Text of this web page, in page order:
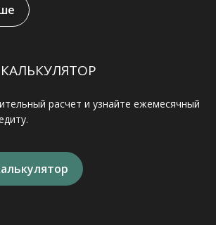
расчет и узнайте ежемесячный